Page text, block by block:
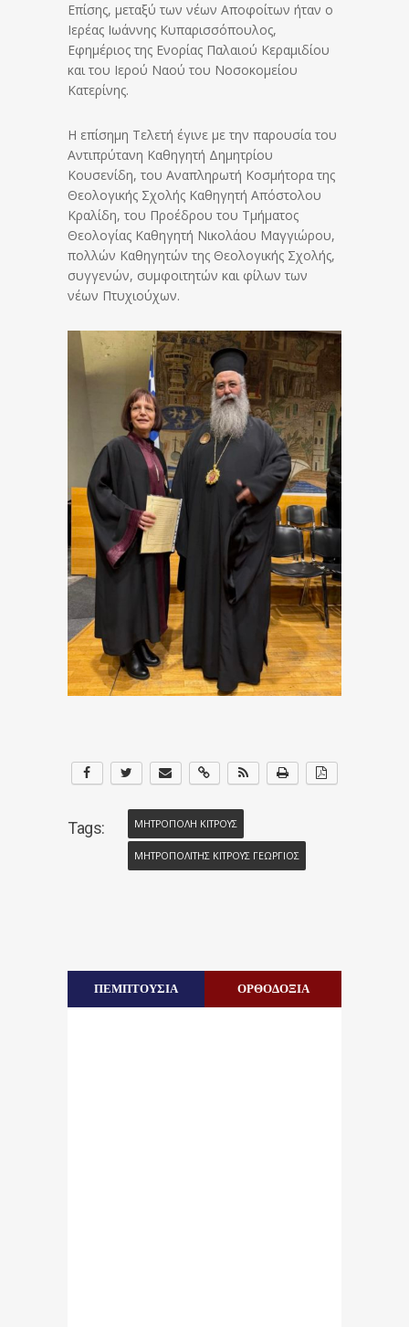
Επίσης, μεταξύ των νέων Αποφοίτων ήταν ο
Ιερέας Ιωάννης Κυπαρισσόπουλος,
Εφημέριος της Ενορίας Παλαιού Κεραμιδίου
και του Ιερού Ναού του Νοσοκομείου
Κατερίνης.
Η επίσημη Τελετή έγινε με την παρουσία του
Αντιπρύτανη Καθηγητή Δημητρίου
Κουσενίδη, του Αναπληρωτή Κοσμήτορα της
Θεολογικής Σχολής Καθηγητή Απόστολου
Κραλίδη, του Προέδρου του Τμήματος
Θεολογίας Καθηγητή Νικολάου Μαγγιώρου,
πολλών Καθηγητών της Θεολογικής Σχολής,
συγγενών, συμφοιτητών και φίλων των
νέων Πτυχιούχων.
Tags: ΜΗΤΡΟΠΟΛΗ ΚΙΤΡΟΥΣ
ΜΗΤΡΟΠΟΛΙΤΗΣ ΚΙΤΡΟΥΣ ΓΕΩΡΓΙΟΣ
ΠΕΜΠΤΟΥΣΙΑ ΟΡΘΟΔΟΞΙΑ